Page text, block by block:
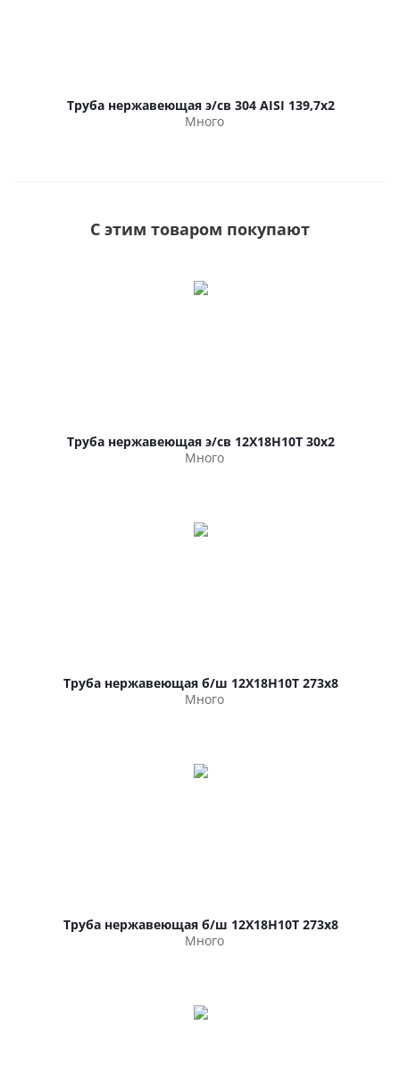
Труба нержавеющая э/св 304 AISI 139,7х2
Много
С этим товаром покупают
Труба нержавеющая э/св 12Х18Н10Т 30х2
Много
Труба нержавеющая б/ш 12Х18Н10Т 273х8
Много
Труба нержавеющая б/ш 12Х18Н10Т 273х8
Много